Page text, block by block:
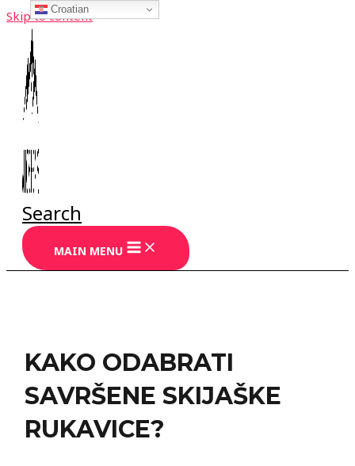
Skip to content
Search
MAIN MENU
KAKO ODABRATI
SAVRŠENE SKIJAŠKE
RUKAVICE?
Croatian